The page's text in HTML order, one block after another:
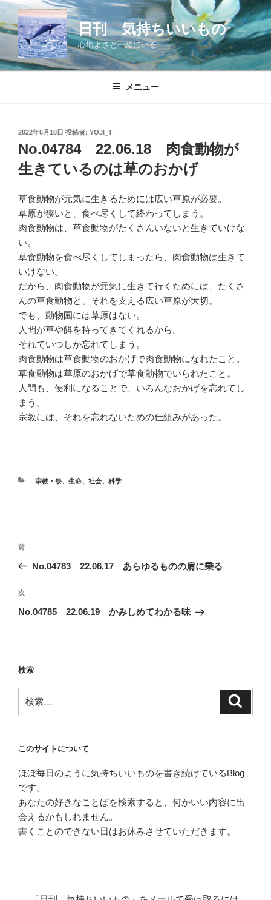
コ
ン
テ
ツ
日刊 気持ちいいもの
心地よさと一緒にいる
メニュー
投
稿
日:
2022年6月18日 投稿者: YOJI_T
No.04784 22.06.18 肉食動物が
生きているのは草のおかげ
草食動物が元気に生きるためには広い草原が必要。
草原が狭いと、食べ尽くして終わってしまう。
肉食動物は、草食動物がたくさんいないと生きていけな
い。
草食動物を食べ尽くしてしまったら、肉食動物は生きて
いけない。
だから、肉食動物が元気に生きて行くためには、たくさ
んの草食動物と、それを支える広い草原が大切。
でも、動物園には草原はない。
人間が草や餌を持ってきてくれるから。
それでいつしか忘れてしまう。
肉食動物は草食動物のおかげで肉食動物になれたこと。
草食動物は草原のおかげで草食動物でいられたこと。
人間も、便利になることで、いろんなおかげを忘れてし
まう。
宗教には、それを忘れないための仕組みがあった。
カ
宗教・祭、 生命、 社会、 科学
投
ビ
ゲ
ン
前
の
稿
前
No.04783 22.06.17 あらゆるものの肩に乗る
次
の
次
No.04785 22.06.19 かみしめてわかる味
検索
索:
このサイトについて
ほぼ毎日のように気持ちいいものを書き続けているBlog
です。
あなたの好きなことばを検索すると、何かいい内容に出
会えるかもしれません。
書くことのできない日はお休みさせていただきます。